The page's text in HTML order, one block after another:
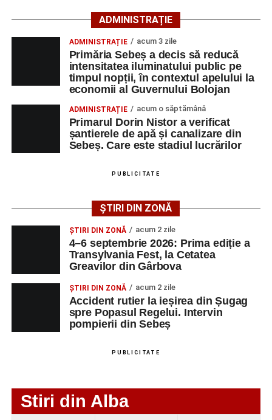
Lista publicată de AJOFM Alba include, pe lângă
denumirea posturilor vacante din Săsciori, și datele de
contact ale angajatorilor, precum numere de telefon și
adrese de e-mail, pentru ca persoanele interesate să
poată solicita detalii despre condițiile de angajare,
Mai jos puteți consulta lista completă a locurilor de
muncă disponibile în comuna Săsciori la data de 4
august 2026, precum și datele de contact ale
LMV
TELEFON/E-
Technology Srl
OPERATOR LA
MASINI-UNELTE
CU COMANDA
NUMERICA
1 0752826367
Ultimele știri din Sebeș
ADMINISTRAȚIE
ADMINISTRAȚIE acum 3 zile
Primăria Sebeș a decis să reducă
intensitatea iluminatului public pe
timpul nopții, în contextul apelului la
economii al Guvernului Bolojan
ADMINISTRAȚIE acum o săptămână
Primarul Dorin Nistor a verificat
șantierele de apă și canalizare din
Sebeș. Care este stadiul lucrărilor
PUBLICITATE
ȘTIRI DIN ZONĂ
ȘTIRI DIN ZONĂ acum 2 zile
4–6 septembrie 2026: Prima ediție a
Transylvania Fest, la Cetatea
Greavilor din Gârbova
ȘTIRI DIN ZONĂ acum 2 zile
Accident rutier la ieșirea din Șugag
spre Popasul Regelui. Intervin
pompierii din Sebeș
PUBLICITATE
Stiri din Alba